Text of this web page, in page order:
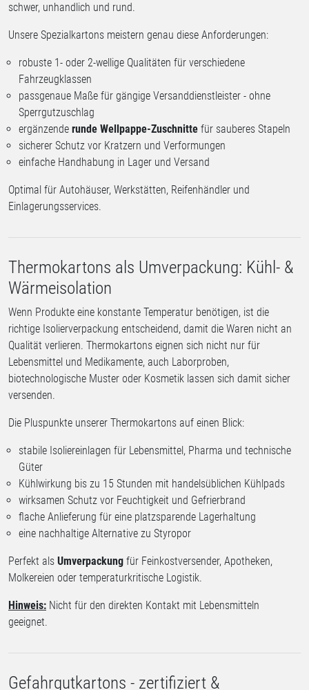
schwer, unhandlich und rund.
Unsere Spezialkartons meistern genau diese Anforderungen:
robuste 1- oder 2-wellige Qualitäten für verschiedene
Fahrzeugklassen
passgenaue Maße für gängige Versanddienstleister - ohne
Sperrgutzuschlag
ergänzende runde Wellpappe-Zuschnitte für sauberes Stapeln
sicherer Schutz vor Kratzern und Verformungen
einfache Handhabung in Lager und Versand
Optimal für Autohäuser, Werkstätten, Reifenhändler und
Einlagerungsservices.
Thermokartons als Umverpackung: Kühl- &
Wärmeisolation
Wenn Produkte eine konstante Temperatur benötigen, ist die
richtige Isolierverpackung entscheidend, damit die Waren nicht an
Qualität verlieren. Thermokartons eignen sich nicht nur für
Lebensmittel und Medikamente, auch Laborproben,
biotechnologische Muster oder Kosmetik lassen sich damit sicher
versenden.
Die Pluspunkte unserer Thermokartons auf einen Blick:
stabile Isoliereinlagen für Lebensmittel, Pharma und technische
Güter
Kühlwirkung bis zu 15 Stunden mit handelsüblichen Kühlpads
wirksamen Schutz vor Feuchtigkeit und Gefrierbrand
flache Anlieferung für eine platzsparende Lagerhaltung
eine nachhaltige Alternative zu Styropor
Perfekt als Umverpackung für Feinkostversender, Apotheken,
Molkereien oder temperaturkritische Logistik.
Hinweis: Nicht für den direkten Kontakt mit Lebensmitteln
geeignet.
Gefahrgutkartons - zertifiziert &